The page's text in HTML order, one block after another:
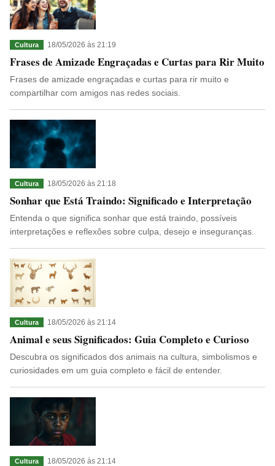
Cultura 18/05/2026 às 21:19
Frases de Amizade Engraçadas e Curtas para Rir Muito
Frases de amizade engraçadas e curtas para rir muito e
compartilhar com amigos nas redes sociais.
Cultura 18/05/2026 às 21:18
Sonhar que Está Traindo: Significado e Interpretação
Entenda o que significa sonhar que está traindo, possíveis
interpretações e reflexões sobre culpa, desejo e inseguranças.
Cultura 18/05/2026 às 21:14
Animal e seus Significados: Guia Completo e Curioso
Descubra os significados dos animais na cultura, simbolismos e
curiosidades em um guia completo e fácil de entender.
Cultura 18/05/2026 às 21:14